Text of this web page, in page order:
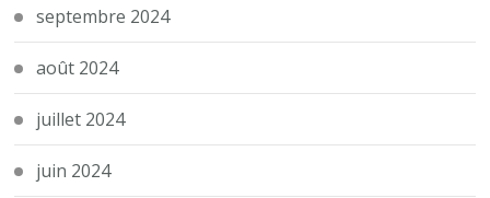
septembre 2024
août 2024
juillet 2024
juin 2024